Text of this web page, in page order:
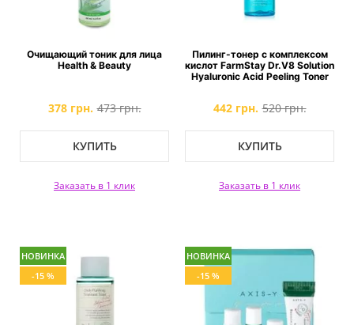
Очищающий тоник для лица
Health & Beauty
378 грн. 473 грн.
КУПИТЬ
Заказать в 1 клик
Пилинг-тонер с комплексом
кислот FarmStay Dr.V8 Solution
Hyaluronic Acid Peeling Toner
442 грн. 520 грн.
КУПИТЬ
Заказать в 1 клик
НОВИНКА
-15 %
НОВИНКА
-15 %